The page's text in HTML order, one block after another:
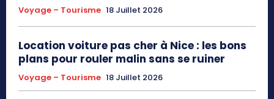
Voyage – Tourisme 18 Juillet 2026
Location voiture pas cher à Nice : les bons
plans pour rouler malin sans se ruiner
Voyage – Tourisme 18 Juillet 2026